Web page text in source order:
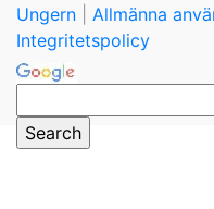
Ungern
Allmänna
Integritetspolicy